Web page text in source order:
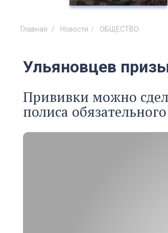
Главная Новости ОБЩЕСТВО
Ульяновцев
Прививки можно
полиса